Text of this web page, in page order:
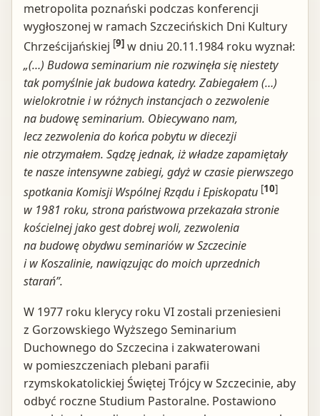
metropolita poznański podczas konferencji
wygłoszonej w ramach Szczecińskich Dni Kultury
Chrześcijańskiej [9] w dniu 20.11.1984 roku wyznał:
„(…) Budowa seminarium nie rozwinęła się niestety
tak pomyślnie jak budowa katedry. Zabiegałem (…)
wielokrotnie i w różnych instancjach o zezwolenie
na budowę seminarium. Obiecywano nam,
lecz zezwolenia do końca pobytu w diecezji
nie otrzymałem. Sądzę jednak, iż władze zapamiętały
te nasze intensywne zabiegi, gdyż w czasie pierwszego
spotkania Komisji Wspólnej Rządu i Episkopatu [10]
w 1981 roku, strona państwowa przekazała stronie
kościelnej jako gest dobrej woli, zezwolenia
na budowę obydwu seminariów w Szczecinie
i w Koszalinie, nawiązując do moich uprzednich
starań”.
W 1977 roku klerycy roku VI zostali przeniesieni
z Gorzowskiego Wyższego Seminarium
Duchownego do Szczecina i zakwaterowani
w pomieszczeniach plebani parafii
rzymskokatolickiej Świętej Trójcy w Szczecinie, aby
odbyć roczne Studium Pastoralne. Postawiono